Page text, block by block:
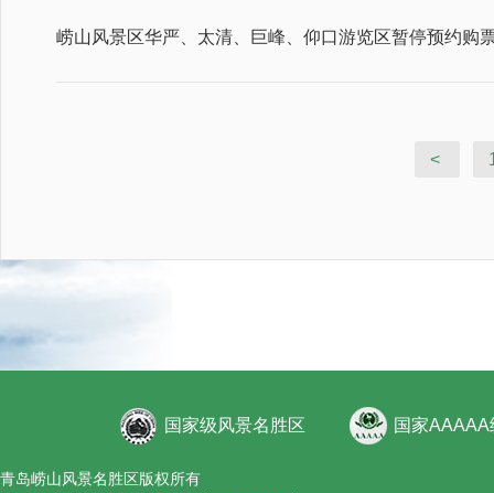
崂山风景区华严、太清、巨峰、仰口游览区暂停预约购
<
国家级风景名胜区 国家
青岛崂山风景名胜区版权所有